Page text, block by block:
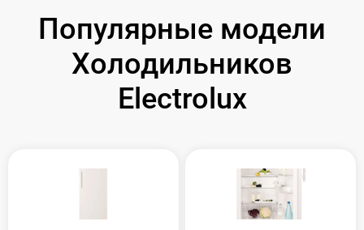
Популярные модели
Холодильников
Electrolux